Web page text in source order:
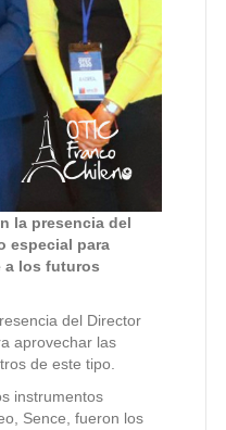
la presencia del
especial para
a los futuros
del Director
aprovechar las
de este tipo.
instrumentos
Sence, fueron los